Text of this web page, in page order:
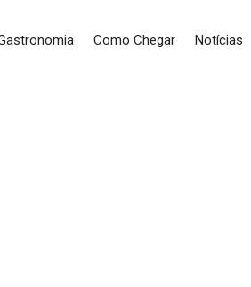
Como Chegar Notícias